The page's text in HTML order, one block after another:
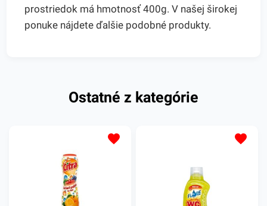
prostriedok má hmotnosť 400g. V našej širokej
ponuke nájdete ďalšie podobné produkty.
Ostatné z kategórie